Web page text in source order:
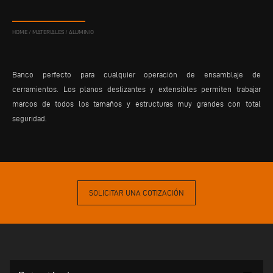
HOME / MATERIALES / ALUMINIO
Banco perfecto para cualquier operación de ensamblaje de
cerramientos. Los planos deslizantes y extensibles permiten trabajar
marcos de todos los tamaños y estructuras muy grandes con total
seguridad.
SOLICITAR UNA COTIZACIÓN